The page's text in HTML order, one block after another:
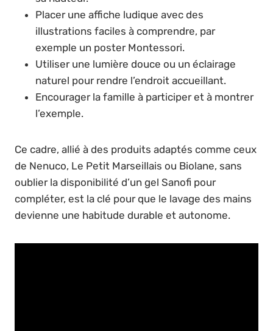
Placer une affiche ludique avec des
illustrations faciles à comprendre, par
exemple un poster Montessori.
Utiliser une lumière douce ou un éclairage
naturel pour rendre l’endroit accueillant.
Encourager la famille à participer et à montrer
l’exemple.
Ce cadre, allié à des produits adaptés comme ceux
de Nenuco, Le Petit Marseillais ou Biolane, sans
oublier la disponibilité d’un gel Sanofi pour
compléter, est la clé pour que le lavage des mains
devienne une habitude durable et autonome.